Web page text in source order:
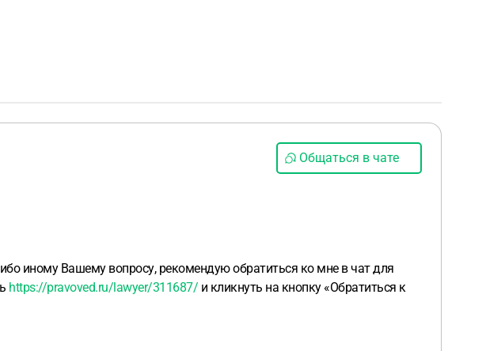
Общаться в чате
иному Вашему вопросу, рекомендую обратиться ко мне в чат для
https://pravoved.ru/lawyer/311687/ и кликнуть на кнопку «Обратиться к